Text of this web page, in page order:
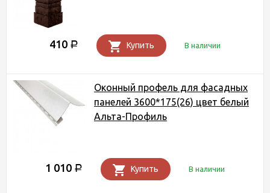
410 Р Купить В наличии
Оконный профель для фасадных
панелей 3600*175(26) цвет белый
Альта-Профиль
1 010 Р Купить В наличии